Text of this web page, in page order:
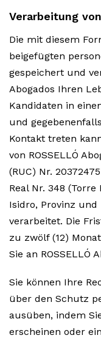
Verarbeitung
Die mit diesem
beigefügten
gespeichert und
Abogados Ihren
Kandidaten in
und
Kontakt treten
von ROSSELLÓ
(RUC) Nr.
Real Nr. 348 (Torre
Isidro, Provinz
verarbeitet. Die
zu zwölf (12)
Sie an ROSSELLÓ
Sie können Ihre
über den Schutz
ausüben, indem
erscheinen oder